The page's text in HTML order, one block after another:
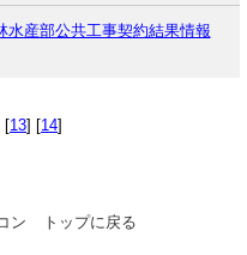
水産部公共工事契約結果情報
[13] [14]
ン トップに戻る